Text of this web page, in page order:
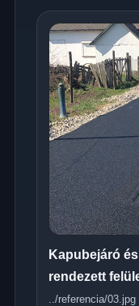
Kapubejáró
rendezett
../referencia/03.jpg